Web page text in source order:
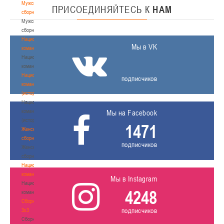
Мужские
сборные
Мужские
сборные
Национальная
команда
Национальная
команда
Национальная
команда
(история)
Национальная
команда
(история)
Женские
сборные
Женские
сборные
Национальная
команда
Национальная
команда
Сборные
3х3
Сборные
ПРИСОЕДИНЯЙТЕСЬ К НАМ
Мы в VK
подписчиков
Мы на Facebook
1471
подписчиков
Мы в Instagram
4248
подписчиков